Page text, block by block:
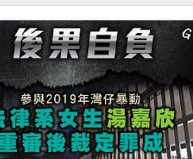
華僑奮鬥史 「先輩勤勉艱辛，吾輩
油！」